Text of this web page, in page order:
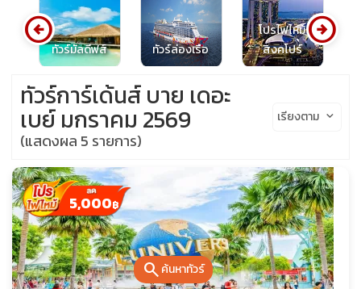
close
travel_explore
calendar_month
ทัวร์มัลดีฟส์ ทัวร์ล่องเรือ
โปรไฟไหม้
สิงคโปร์
arrow_circle_left arrow_circle_right
searchค้นหาทัวร์
ทัวร์การ์เด้นส์ บาย เดอะ
เบย์ มกราคม 2569
(แสดงผล 5 รายการ)
เรียงตาม keyboard_arrow_down
5,000฿